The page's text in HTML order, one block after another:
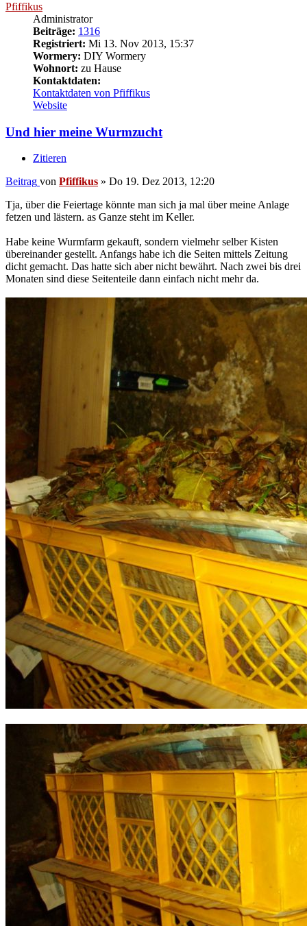
Pfiffikus
Administrator
Beiträge: 1316
Registriert: Mi 13. Nov 2013, 15:37
Wormery: DIY Wormery
Wohnort: zu Hause
Kontaktdaten:
Kontaktdaten von Pfiffikus
Website
Und hier meine Wurmzucht
Zitieren
Beitrag von Pfiffikus » Do 19. Dez 2013, 12:20
Tja, über die Feiertage könnte man sich ja mal über meine Anlage
fetzen und lästern. as Ganze steht im Keller.
Habe keine Wurmfarm gekauft, sondern vielmehr selber Kisten
übereinander gestellt. Anfangs habe ich die Seiten mittels Zeitung
dicht gemacht. Das hatte sich aber nicht bewährt. Nach zwei bis drei
Monaten sind diese Seitenteile dann einfach nicht mehr da.